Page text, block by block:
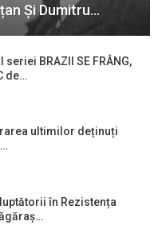
Și Dumitru…
BRAZII SE FRÂNG,
de…
ultimilor deținuți
în Rezistența